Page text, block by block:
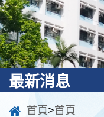
最新消息
首頁>首頁